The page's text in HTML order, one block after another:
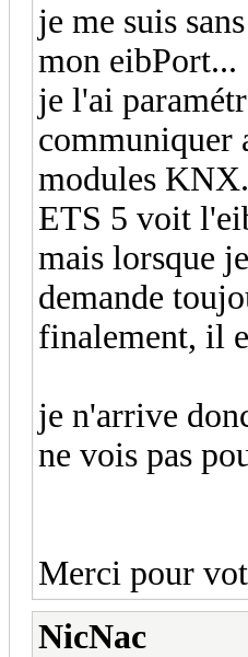
je me suis
mon eibPort...
je l'ai
communiquer
modules KNX.
ETS 5 voit
mais lorsque
demande
finalement, il
je n'arrive
ne vois pas
Merci pour
NicNac